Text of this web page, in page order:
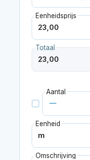
Eenheidsprijs
Totaal
Aantal
Eenheid
Omschrijving